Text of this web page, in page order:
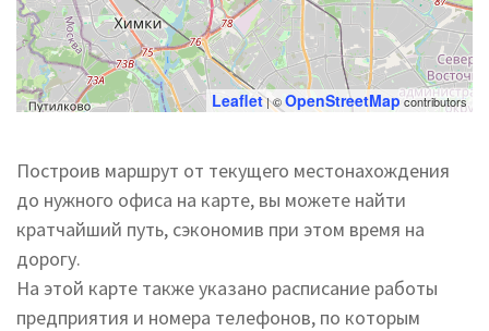
Leaflet| ©OpenStreetMapcontributors
Построив маршрут от текущего местонахождения
до нужного офиса на карте, вы можете найти
кратчайший путь, сэкономив при этом время на
дорогу.
На этой карте также указано расписание работы
предприятия и номера телефонов, по которым